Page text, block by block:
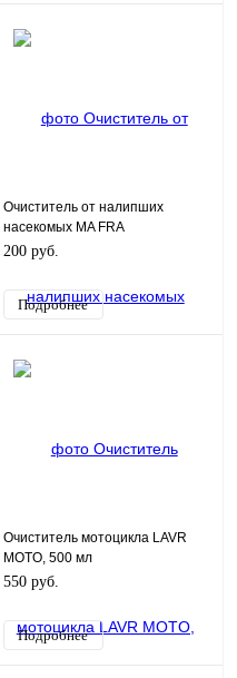
Очиститель от налипших
насекомых MA FRA
200 руб.
Подробнее
Очиститель мотоцикла LAVR
MOTO, 500 мл
550 руб.
Подробнее